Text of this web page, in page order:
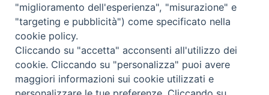
Abbonamento Annuale Cartaceo
Abbonamento Singola Copia Digitale
"miglioramento dell'esperienza", "misurazione" e
"targeting e pubblicità") come specificato nella
cookie policy.
Cliccando su "accetta" acconsenti all'utilizzo dei
cookie. Cliccando su "personalizza" puoi avere
maggiori informazioni sui cookie utilizzati e